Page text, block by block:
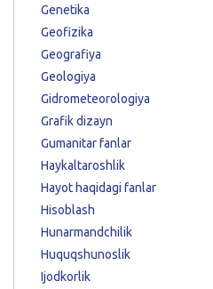
Genetika
Geofizika
Geografiya
Geologiya
Gidrometeorologiya
Grafik dizayn
Gumanitar fanlar
Haykaltaroshlik
Hayot haqidagi fanlar
Hisoblash
Hunarmandchilik
Huquqshunoslik
Ijodkorlik